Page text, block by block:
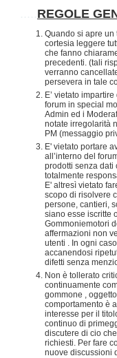
REGOLE
Quando si apre un
cortesia leggere
che fanno
precedenti. (tali
verranno
persevera in tale
E’ vietato
forum in special
Admin ed i
notate irregolarità
PM (messaggio
E' vietato portare
all’interno del
prodotti senza dati
totalmente
E' altresì vietato
scopo di risolvere
persone, cantieri,
siano esse iscritte
Gommoniemotori
affermazioni non
utenti . In ogni
accanendosi
difetti senza
Non è tollerato
continuamente
gommone ,
comportamento è
interesse per il
continuo di
discutere di cio
richiesti. Per fare
nuove discussioni